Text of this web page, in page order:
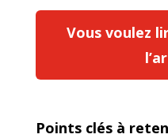
Vous voulez
Points clés à